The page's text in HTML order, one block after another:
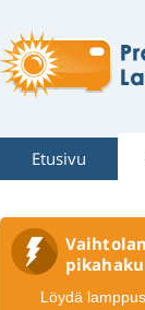
Etusivu
pikahaku
Löydä